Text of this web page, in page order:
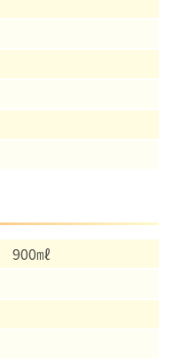
900㎖
を希望される方へ
ル